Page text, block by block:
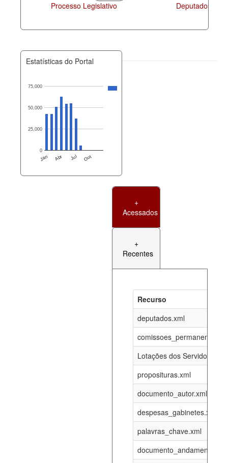
Processo Legislativo Deputados
Estatísticas do Portal
Jan Abr Jul Out
0
25,000
50,000
75,000
+
Acessados
+
Recentes
Recurso
deputados.xml
Lotações dos Servidores
proposituras.xml
documento_autor.xml
despesas_gabinetes.xml
palavras_chave.xml
documento_andamento.xml
documento_andamento_atual.xml
07-08-
funcionarios_lotacoes.xml
funcionarios_cargos.xml 12-05-
07-08-